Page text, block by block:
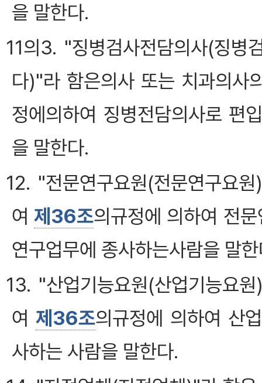
을 말한다.
11의3. "징병검사전담의사(징병
다)"라 함은의사 또는 치과의사
정에의하여 징병전담의사로 편
을 말한다.
12. "전문연구요원(전문연구요
여제36조의규정에 의하여 전
연구업무에 종사하는사람을 말
13. "산업기능요원(산업기능요
여 제36조의규정에 의하여 산
사하는 사람을 말한다.